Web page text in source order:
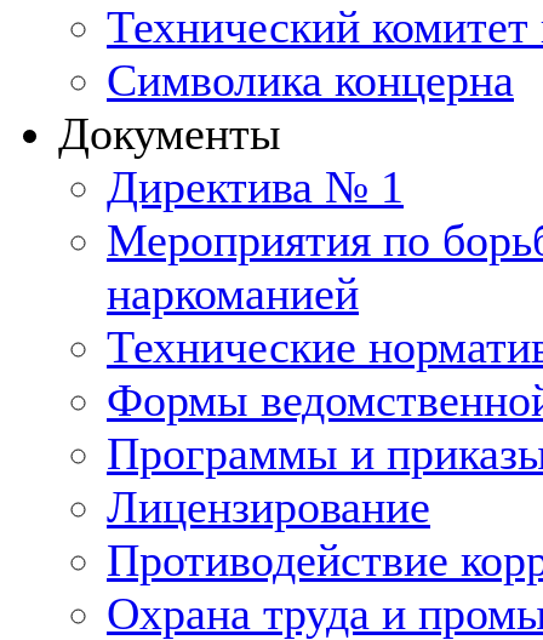
Технический
Символика концерна
Документы
Директива № 1
Мероприятия по
наркоманией
Технические
Формы
Программы и
Лицензирование
Противодействие
Охрана труда и